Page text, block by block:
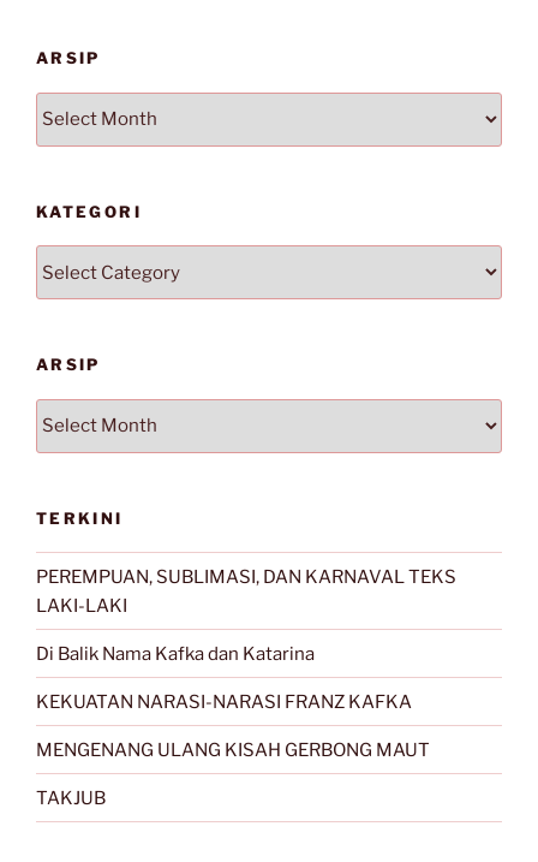
ARSIP
KATEGORI
ARSIP
TERKINI
PEREMPUAN, SUBLIMASI, DAN KARNAVAL TEKS
LAKI-LAKI
Di Balik Nama Kafka dan Katarina
KEKUATAN NARASI-NARASI FRANZ KAFKA
MENGENANG ULANG KISAH GERBONG MAUT
TAKJUB